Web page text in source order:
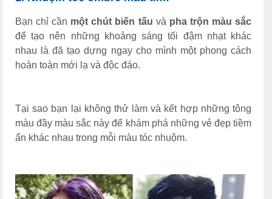
Bạn chỉ cần một chút biến tấu và pha trộn màu sắc
để tạo nên những khoảng sáng tối đậm nhạt khác
nhau là đã tạo dựng ngay cho mình một phong cách
hoàn toàn mới lạ và độc đáo.
Tại sao bạn lại không thử làm và kết hợp những tông
màu đầy màu sắc này để khám phá những vẻ đẹp tiềm
ẩn khác nhau trong mỗi màu tóc nhuộm.